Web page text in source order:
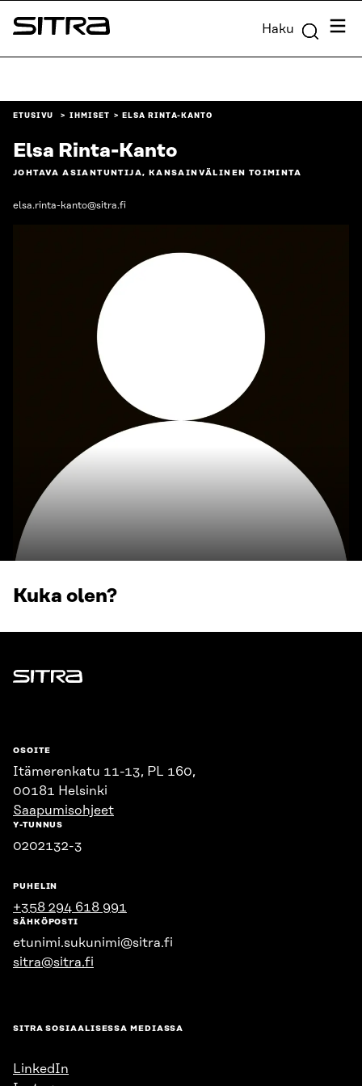
Siirry
suoraan
Sitra Haku
ETUSIVU IHMISET ELSA RINTA-KANTO
Elsa Rinta-Kanto
JOHTAVA ASIANTUNTIJA, KANSAINVÄLINEN TOIMINTA
elsa.rinta-kanto@sitra.fi
Kuka olen?
Sitra
OSOITE
Itämerenkatu 11-13, PL 160,
00181 Helsinki
Saapumisohjeet
Y-TUNNUS
0202132-3
PUHELIN
+358 294 618 991
SÄHKÖPOSTI
etunimi.sukunimi@sitra.fi
sitra@sitra.fi
SITRA SOSIAALISESSA MEDIASSA
LinkedIn